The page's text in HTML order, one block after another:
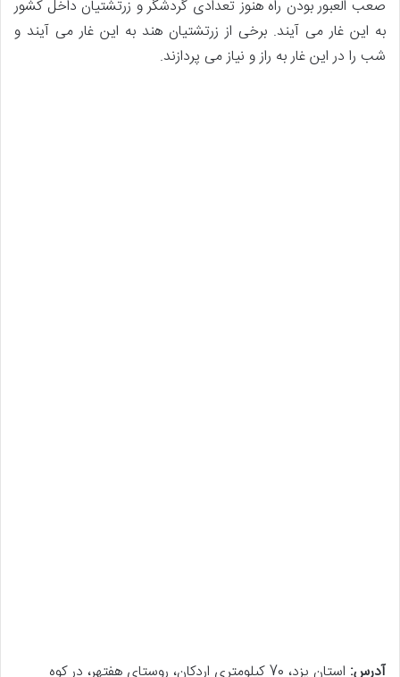
صعب العبور بودن راه هنوز تعدادی گردشگر و زرتشتیان داخل کشور
به این غار می آیند. برخی از زرتشتیان هند به این غار می آیند و
شب را در این غار به راز و نیاز می پردازند.
آدرس:
استان یزد، 70 کیلومتری اردکان، روستای هفتهر، در کوه